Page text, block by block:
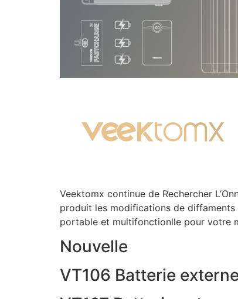
Veektomx continue de Rechercher
produit les modifications de diffaments
portable et multifonctionlle pour votre
Nouvelle
VT106 Batterie